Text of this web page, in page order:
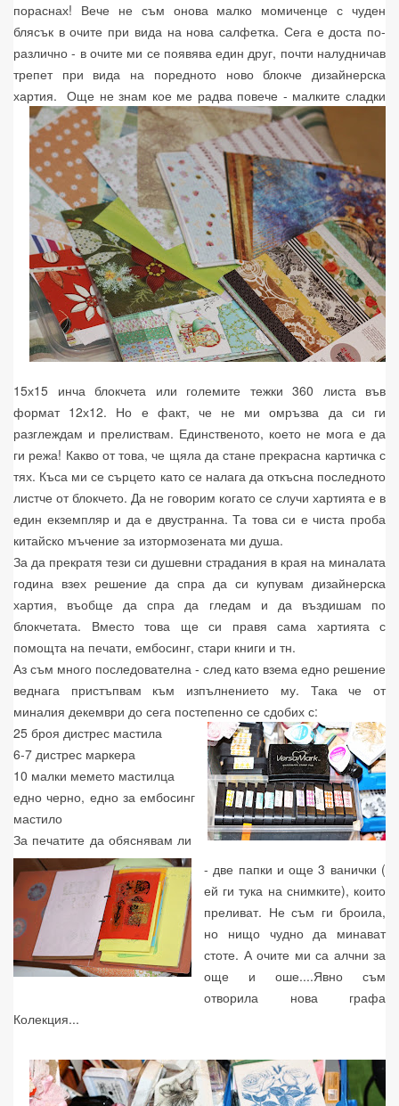
пораснах! Вече не съм онова малко момиченце с чуден
блясък в очите при вида на нова салфетка. Сега е доста по-
различно - в очите ми се появява един друг, почти налудничав
трепет при вида на поредното ново блокче дизайнерска
хартия. Още не знам кое ме радва повече - малките сладки
15х15 инча блокчета или големите тежки 360 листа във
формат 12х12. Но е факт, че не ми омръзва да си ги
разглеждам и прелиствам. Единственото, което не мога е да
ги режа! Какво от това, че щяла да стане прекрасна картичка с
тях. Къса ми се сърцето като се налага да откъсна последното
листче от блокчето. Да не говорим когато се случи хартията е в
един екземпляр и да е двустранна. Та това си е чиста проба
китайско мъчение за изтормозената ми душа.
За да прекратя тези си душевни страдания в края на миналата
година взех решение да спра да си купувам дизайнерска
хартия, въобще да спра да гледам и да въздишам по
блокчетата. Вместо това ще си правя сама хартията с
помощта на печати, ембосинг, стари книги и тн.
Аз съм много последователна - след като взема едно решение
веднага пристъпвам към изпълнението му. Така че от
миналия декември до сега постепенно се сдобих с:
25 броя дистрес мастила
6-7 дистрес маркера
10 малки мемето мастилца
едно черно, едно за ембосинг
мастило
За печатите да обяснявам ли
- две папки и още 3 ванички (
ей ги тука на снимките), които
преливат. Не съм ги броила,
но нищо чудно да минават
стоте. А очите ми са алчни за
още и оше....Явно съм
отворила нова графа
Колекция...